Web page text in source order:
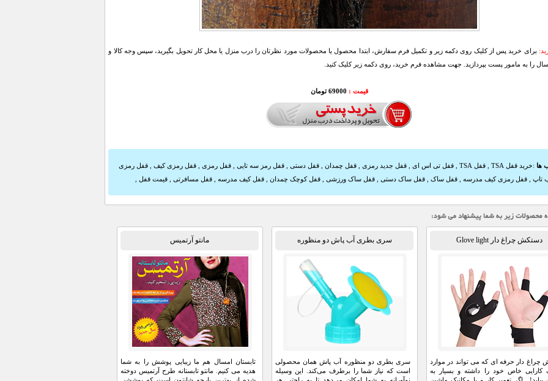
برای خرید پس از کلیک روی دکمه زیر و تکمیل فرم سفارش، ابتدا محصول یا محصولات مورد نظرتان را درب منزل یا محل کار تحویل بگیرید، سپس وجه کالا و
را به مامور پست بپردازید. جهت مشاهده فرم خرید، روی دکمه زیر کلیک کنید.
قیمت : 69000 تومان
ها :خرید قفل TSA قفل TSA قفل تی اس ای قفل جدید رمزی قفل چمدان قفل دستی قفل رمز سه تایی قفل رمزی قفل رمزی کیف
قفل رمزی
تاپ
قفل رمزی کیف مدرسه قفل ساک قفل ساک دستی قفل ساک ورزشی قفل کوچک چمدان قفل کیف مدرسه قفل مسافرتی قیمت قفل
دستکش چراغ دار Glove light
چراغ دار حرفه ای که می تواند در موارد
کارایی خاص خود را داشته و بسیار به
سری بطری آب پاش دو منظوره
سری بطری دو منظوره آب پاش همان محصولی
است که نیاز شما را برطرف می‌کند. این وسیله
مانتو آرتمیس
تابستان امسال هم ما زیبایی پوشش را به شما
هدیه می کنیم. مانتو تابستانه طرح آرتمیس دوخته